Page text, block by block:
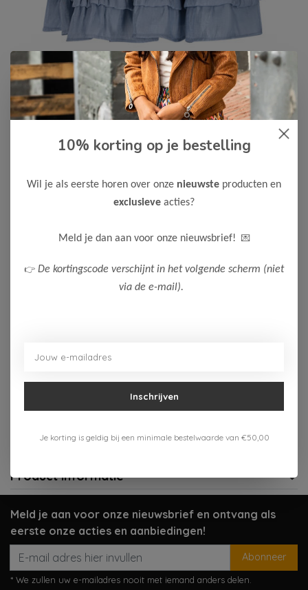
Le Chic
Le Chic Meisjes Rok THAMSIN
Gratis verzenden vanaf 75,-
Meer informatie?
Neem contact op over dit product
Product informatie
Meld je aan voor onze nieuwsbrief en ontvang als
eerste onze acties en aanbiedingen!
Abonneer
* We zullen uw e-mailadres nooit met iemand anders delen.
10% korting op je bestelling
Wil je als eerste horen over onze nieuwste producten en
exclusieve acties?
Meld je dan aan voor onze nieuwsbrief! 💌
👉 De kortingscode verschijnt in het volgende scherm (niet
via de e-mail).
Inschrijven
Je korting is geldig bij een minimale bestelwaarde van €50,00